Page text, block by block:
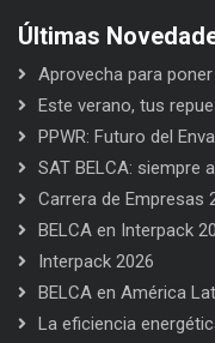
Últimas
Aprovecha para
Este verano, tus
PPWR: Futuro del
SAT BELCA: siempre
Carrera de Empresas
BELCA en Interpack
Interpack 2026
BELCA en América
La eficiencia